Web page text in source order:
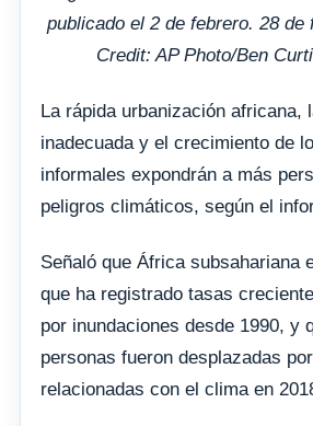
publicado el 2 de febrero. 28 de
Credit: AP Photo/Ben
La rápida urbanización africana,
inadecuada y el crecimiento de
informales expondrán a más
peligros climáticos, según el
Señaló que África subsahariana
que ha registrado tasas
por inundaciones desde 1990, y
personas fueron desplazadas
relacionadas con el clima en